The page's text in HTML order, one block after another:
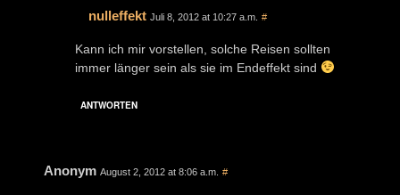
nulleffekt Juli 8, 2012 at 10:27 a.m. #
Kann ich mir vorstellen, solche Reisen sollten
immer länger sein als sie im Endeffekt sind
ANTWORTEN
Anonym August 2, 2012 at 8:06 a.m. #